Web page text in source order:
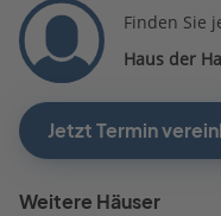
Finden Sie
Haus der
Jetzt Termin
Weitere Häuser